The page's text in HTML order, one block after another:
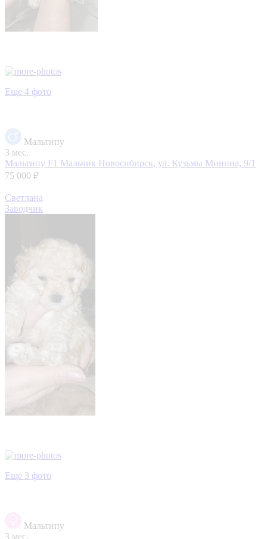
Еще 4 фото
Мальтипу
3 мес.
Мальтипу F1 Мальчик Новосибирск, ул. Кузьмы Минина, 9/1
75 000 ₽
Светлана
Заводчик
Еще 3 фото
Мальтипу
3 мес.